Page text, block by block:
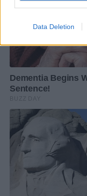
Data Deletion